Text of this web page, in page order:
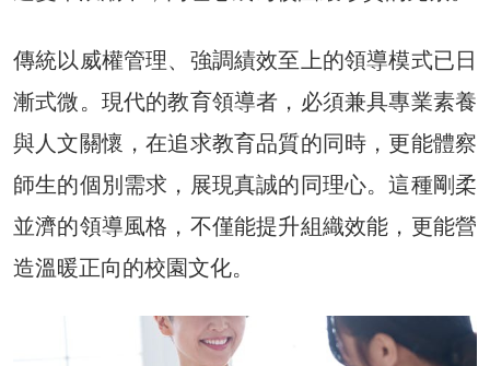
傳統以威權管理、強調績效至上的領導模式已日
漸式微。現代的教育領導者，必須兼具專業素養
與人文關懷，在追求教育品質的同時，更能體察
師生的個別需求，展現真誠的同理心。這種剛柔
並濟的領導風格，不僅能提升組織效能，更能營
造溫暖正向的校園文化。